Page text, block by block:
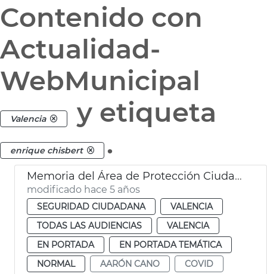
Contenido con
Actualidad-
WebMunicipal
Valencia y etiqueta
enrique chisbert .
Memoria del Área de Protección Ciudadana
modificado hace 5 años
SEGURIDAD CIUDADANA
VALENCIA
TODAS LAS AUDIENCIAS
VALENCIA
EN PORTADA
EN PORTADA TEMÁTICA
NORMAL
AARÓN CANO
COVID